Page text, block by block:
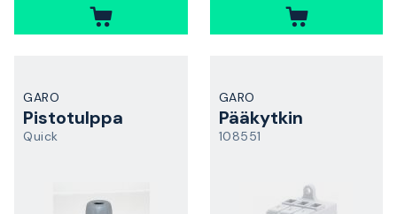
GARO
Pistotulppa
Quick
GARO
Pääkytkin
108551